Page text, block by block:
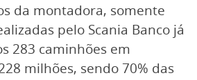
da montadora, somente
pelo Scania Banco já
283 caminhões em
milhões, sendo 70% das